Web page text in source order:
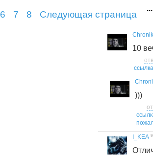
...
6 7 8 Следующая страница
Chronik
10
ссылка
)))
I_KEA 9